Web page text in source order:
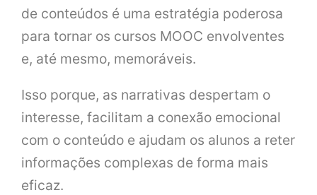
de conteúdos é uma estratégia poderosa
para tornar os cursos MOOC envolventes
e, até mesmo, memoráveis.
Isso porque, as narrativas despertam o
interesse, facilitam a conexão emocional
com o conteúdo e ajudam os alunos a reter
informações complexas de forma mais
eficaz.